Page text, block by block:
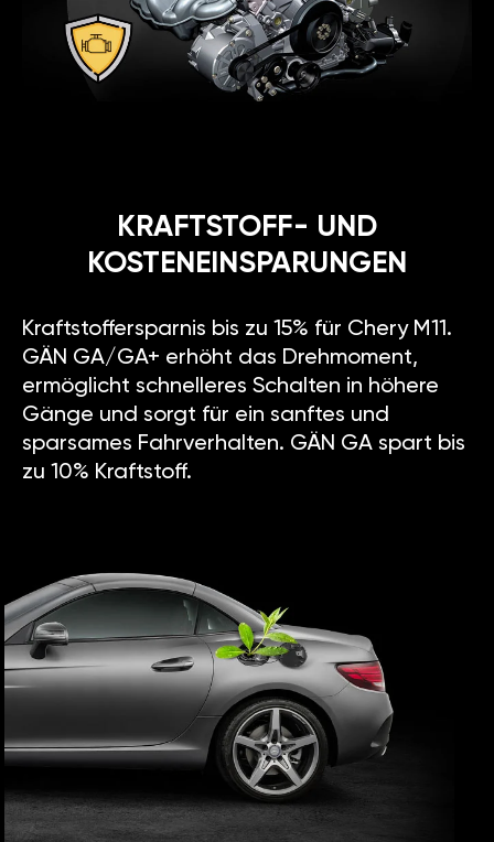
KRAFTSTOFF- UND
KOSTENEINSPARUNGEN
Kraftstoffersparnis bis zu 15% für Chery M11.
GÄN GA/GA+ erhöht das Drehmoment,
ermöglicht schnelleres Schalten in höhere
Gänge und sorgt für ein sanftes und
sparsames Fahrverhalten. GÄN GA spart bis
zu 10% Kraftstoff.